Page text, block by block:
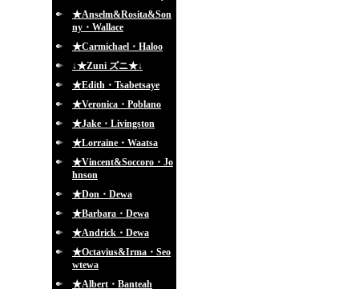
★Anselm&Rosita&Son
ny・Wallace
★Carmichael・Haloo
↓★Zuni ズニ★↓
★Edith・Tsabetsaye
★Veronica・Poblano
★Jake・Livingston
★Lorraine・Waatsa
★Vincent&Soccoro・Jo
hnson
★Don・Dewa
★Barbara・Dewa
★Andrick・Dewa
★Octavius&Irma・Seo
wtewa
★Albert・Banteah